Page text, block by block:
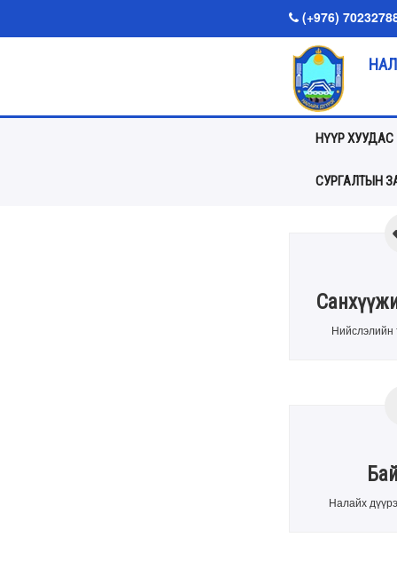
(+976)
НҮҮР ХУУДАС
СУРГАЛТЫН
Нийслэлийн
Налайх